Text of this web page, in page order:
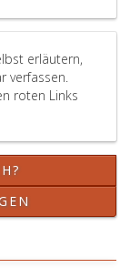
erläutern,
verfassen.
roten Links